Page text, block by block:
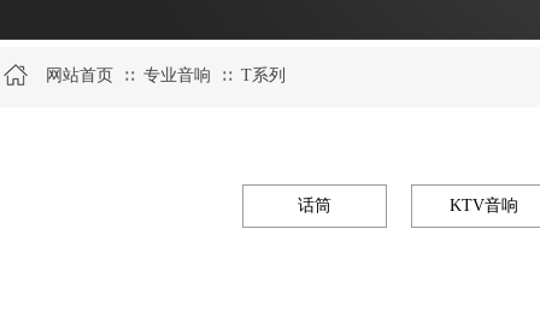
网站首页 ∷ 专业音响 ∷ T系列
话筒 KTV音响